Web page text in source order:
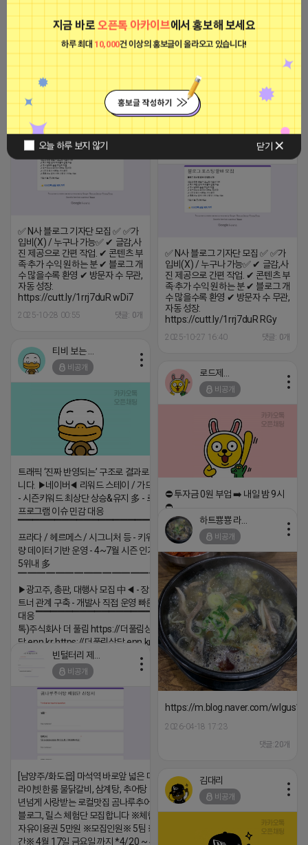
지금 바로오픈톡 아카이브에서 홍보해 보세요
하루 최대 10,000건 이상의 홍보글이 올라오고 있습니다!
오늘 하루 보지 않기 닫기
진 제공으로 간편 작업. ✔ 콘텐츠 부
족·추가 수익 원하는 분 ✔ 블로그 개
수 많을수록 환영 ✔ 방문자 수 무관,
자동 성장.
https://cutt.ly/1rrj7duR dHs1T
[아이피몬스터] 전국 최저가 마케팅
용 KT아이피서비스!!
2023-09-06 14:23:39
비공개
✅ N사 블로그 기자단 모집 ✅ ✅가
입비(X) / 누구나 가능✅ ✔ 글감,사
진 제공으로 간편 작업. ✔ 콘텐츠 부
족·추가 수익 원하는 분 ✔ 블로그 개
수 많을수록 환영 ✔ 방문자 수 무관,
자동 성장.
https://cutt.ly/1rrj7duR wDi7
2025-10-28 00:55 댓글: 0개
정기
✅ N사 블로그 기자단 모집 ✅ ✅가
입비(X) / 누구나 가능✅ ✔ 글감,사
진 제공으로 간편 작업. ✔ 콘텐츠 부
족·추가 수익 원하는 분 ✔ 블로그 개
수 많을수록 환영 ✔ 방문자 수 무관,
자동 성장.
https://cutt.ly/1rrj7duR RGy
2025-10-27 16:40 댓글: 0개
비공개
트래픽 ‘진짜 반영되는’ 구조로 결과로 보여드립
니다. ▶네이버◀ 리워드 스테이 / 가드 / 자몽 등
- 시즌키워드 최상단 상승&유지 多 - 로직변화,
프로그램 이슈 민감 대응
▔▔▔▔▔▔▔▔▔▔▔▔▔▔▔▔▔▔ ▶쿠팡◀
프라다 / 헤르메스 / 시그니처 등 - 키워드 검색
량 데이터 기반 운영 - 4~7월 시즌 인기 키워드
5위내 多
▔▔▔▔▔▔▔▔▔▔▔▔▔▔▔▔▔▔
▶광고주, 총판, 대행사 모집 中◀ - 장기 협업 파
트너 관계 구축 - 개발사 직접 운영 빠른 피드백
대응 ▔▔▔▔▔▔▔▔▔▔▔▔▔▔▔▔▔▔ (카
톡)주식회사 더 풀림 https://더풀림상
담.enn.kr https://더풀림상담.enn.kr
2026-04-18 17:26
비공개
⛔️ 투자금 0원 부업 ➡️ 내일 밤 9시
⛔️
2026-04-18 17:23
하트뿅뿅 라이언
비공개
https://m.blog.naver.com/
2026-04-18 17:23
댓글:20개
비공개
[남양주/화도읍] 마석역 바로앞 넓은 매장과, 프
라이빗한룸 물닭갈비, 삼계탕, 추어탕 맛집 10
년넘게 사랑받는 로컬맛집 곰나루추어탕에서
블로그, 릴스 체험단 모집합니다 ※체험메뉴※
자유이용권 5만원 ※모집인원※ 5팀 ※모집기
간※ 4월 17일 금요일 까지 *4/20 ~ 4/26 사
김대리
비공개